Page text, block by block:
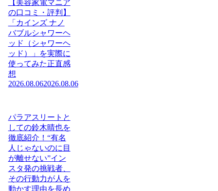
【美容家電マニア
の口コミ・評判】
「カインズ ナノ
バブルシャワーヘ
ッド（シャワーヘ
ッド）」を実際に
使ってみた正直感
想
2026.08.062026.08.06
パラアスリートと
しての鈴木晴也を
徹底紹介！“有名
人じゃないのに目
が離せない”イン
スタ発の挑戦者、
その行動力が人を
動かす理由を長め